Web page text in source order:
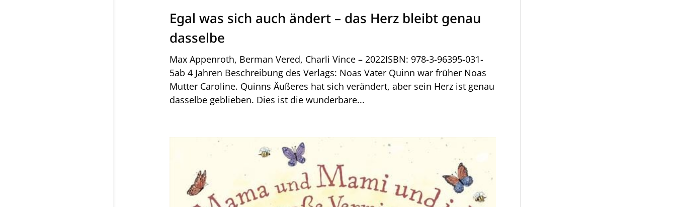
Egal was sich auch ändert – das Herz bleibt genau
dasselbe
Max Appenroth, Berman Vered, Charli Vince – 2022ISBN: 978-3-96395-031-
5ab 4 Jahren Beschreibung des Verlags: Noas Vater Quinn war früher Noas
Mutter Caroline. Quinns Äußeres hat sich verändert, aber sein Herz ist genau
dasselbe geblieben. Dies ist die wunderbare...